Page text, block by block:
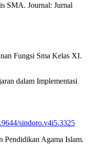
SMA. Journal: Jurnal
Fungsi Sma Kelas XI.
dalam Implementasi
sindoro.v4i5.3325
Pendidikan Agama Islam.